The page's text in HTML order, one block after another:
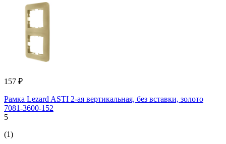
157 ₽
Рамка Lezard ASTI 2-ая вертикальная, без вставки, золото
7081-3600-152
5
(1)